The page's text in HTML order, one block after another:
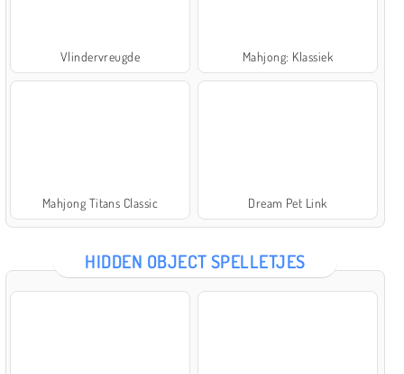
Vlindervreugde Mahjong: Klassiek
Mahjong Titans Classic Dream Pet Link
HIDDEN OBJECT SPELLETJES